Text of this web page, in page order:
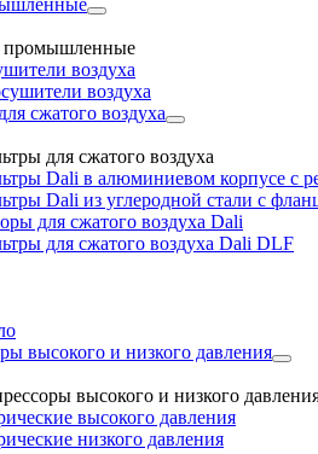
промышленные
воздуха
воздуха
сжатого воздуха
для сжатого воздуха
Dali в алюминиевом корпусе с
Dali из углеродной стали с
для сжатого воздуха Dali
для сжатого воздуха Dali DLF
высокого и низкого давления
высокого и низкого
высокого давления
низкого давления